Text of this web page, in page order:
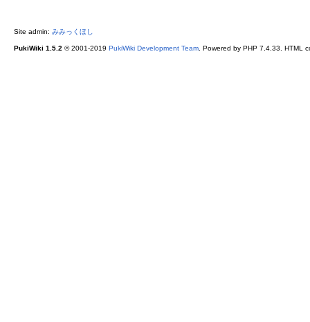
Site admin: みみっくほし
PukiWiki 1.5.2© 2001-2019 PukiWiki Development Team. Powered by PHP 7.4.33. HTML